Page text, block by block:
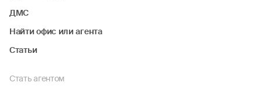
ДМС
Найти офис или агента
Статьи
Стать агентом